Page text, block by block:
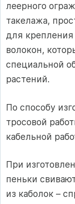
леерного
такелажа,
для крепления
волокон,
специальной
растений.
По способу
тросовой
кабельной
При
пеньки
из каболок –